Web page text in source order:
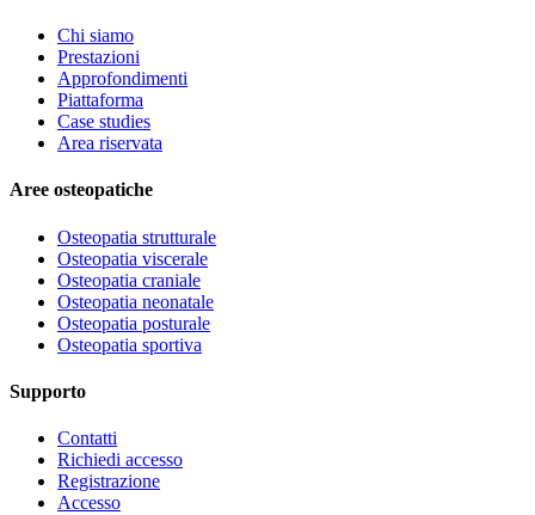
Chi siamo
Prestazioni
Approfondimenti
Piattaforma
Case studies
Area riservata
Aree osteopatiche
Osteopatia strutturale
Osteopatia viscerale
Osteopatia craniale
Osteopatia neonatale
Osteopatia posturale
Osteopatia sportiva
Supporto
Contatti
Richiedi accesso
Registrazione
Accesso